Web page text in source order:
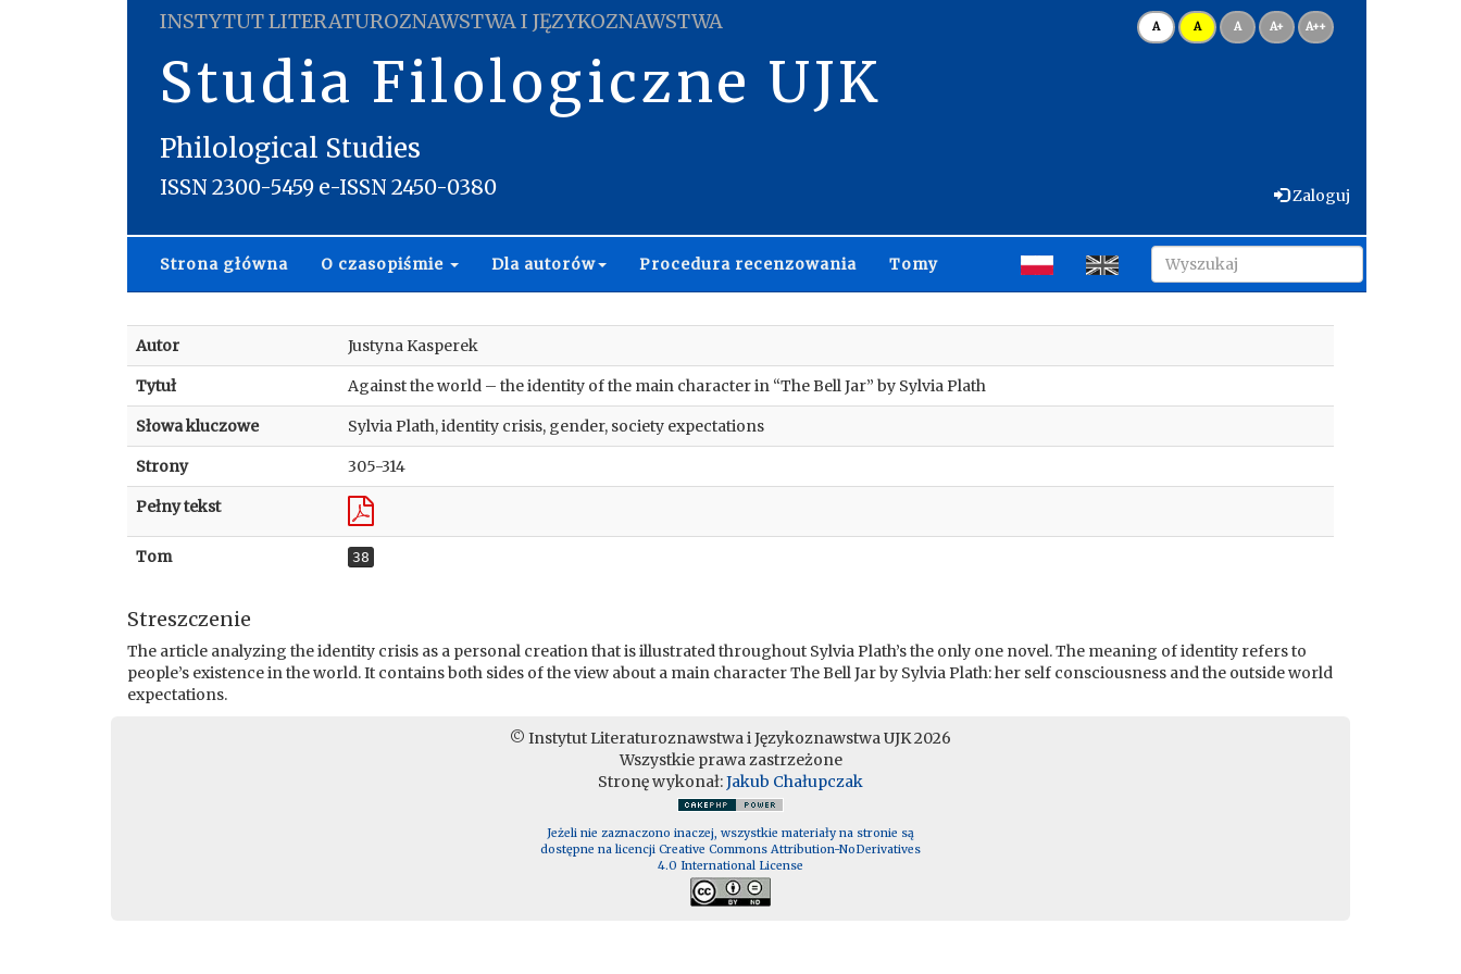
INSTYTUT LITERATUROZNAWSTWA I JĘZYKOZNAWSTWA
Studia Filologiczne UJK
Philological Studies
ISSN 2300-5459 e-ISSN 2450-0380
A A A A+ A++
Zaloguj
Strona główna O czasopiśmie Dla autorów Procedura recenzowania Tomy
Autor Justyna Kasperek
Tytuł Against the world – the identity of the main character in “The Bell Jar” by Sylvia Plath
Słowa kluczowe Sylvia Plath, identity crisis, gender, society expectations
Strony 305-314
Pełny tekst
Tom 38
Streszczenie
The article analyzing the identity crisis as a personal creation that is illustrated throughout Sylvia Plath’s the only one novel. The meaning of identity refers to
people’s existence in the world. It contains both sides of the view about a main character The Bell Jar by Sylvia Plath: her self consciousness and the outside world
expectations.
© Instytut Literaturoznawstwa i Językoznawstwa UJK 2026
Wszystkie prawa zastrzeżone
Stronę wykonał:Jakub Chałupczak
Jeżeli nie zaznaczono inaczej, wszystkie materiały na stronie są
dostępne na licencji Creative Commons Attribution-NoDerivatives
4.0 International License